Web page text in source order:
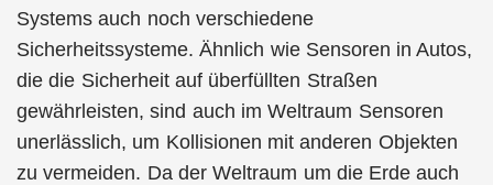
Systems auch noch verschiedene
Sicherheitssysteme. Ähnlich wie Sensoren in Autos,
die die Sicherheit auf überfüllten Straßen
gewährleisten, sind auch im Weltraum Sensoren
unerlässlich, um Kollisionen mit anderen Objekten
zu vermeiden. Da der Weltraum um die Erde auch